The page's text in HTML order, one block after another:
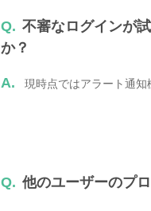
Q. 不審なログインが
か？
A. 現時点ではアラート通知
Q. 他のユーザーのプ